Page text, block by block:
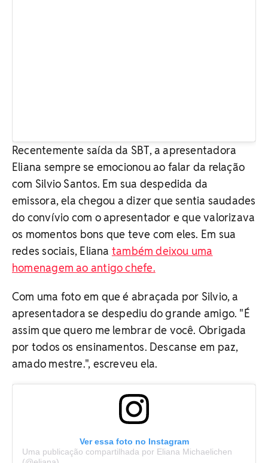
Recentemente saída da SBT, a apresentadora
Eliana sempre se emocionou ao falar da relação
com Silvio Santos. Em sua despedida da
emissora, ela chegou a dizer que sentia saudades
do convívio com o apresentador e que valorizava
os momentos bons que teve com eles. Em sua
redes sociais, Eliana também deixou uma
homenagem ao antigo chefe.
Com uma foto em que é abraçada por Silvio, a
apresentadora se despediu do grande amigo. "É
assim que quero me lembrar de você. Obrigada
por todos os ensinamentos. Descanse em paz,
amado mestre.", escreveu ela.
Ver essa foto no Instagram
Uma publicação compartilhada por Eliana Michaelichen